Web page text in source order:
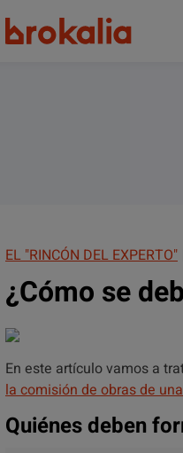
EL "RINCÓN DEL EXPERTO"
¿Cómo se
En este artículo vamos a
la comisión de obras de
Quiénes deben